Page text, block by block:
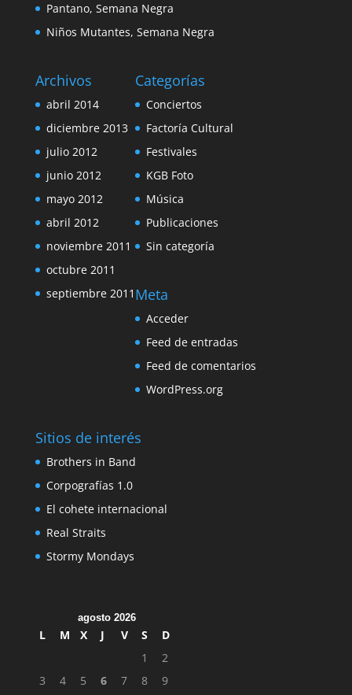
Pantano, Semana Negra
Niños Mutantes, Semana Negra
Archivos
abril 2014
diciembre 2013
julio 2012
junio 2012
mayo 2012
abril 2012
noviembre 2011
octubre 2011
septiembre 2011
Categorías
Conciertos
Factoría Cultural
Festivales
KGB Foto
Música
Publicaciones
Sin categoría
Meta
Acceder
Feed de entradas
Feed de comentarios
WordPress.org
Sitios de interés
Brothers in Band
Corpografías 1.0
El cohete internacional
Real Straits
Stormy Mondays
agosto 2026
L M X J V S
D
1
2
3
4 5 6 7 8 9